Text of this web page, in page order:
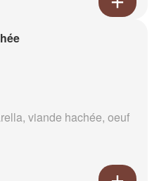
viande hachée, oeuf